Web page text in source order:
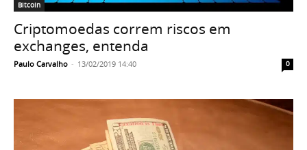
Bitcoin
Criptomoedas correm riscos em
exchanges, entenda
Paulo Carvalho - 13/02/2019 14:40 0